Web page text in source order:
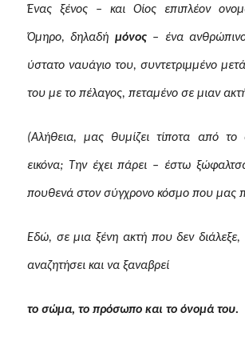
Ένας ξένος – και Οίος επιπλέον
Όμηρο, δηλαδή μόνος– ένα
ύστατο ναυάγιο του, συντετριμμένο
του με το πέλαγος, πεταμένο σε μιαν
(Αλήθεια, μας θυμίζει τίποτα από
εικόνα;Την έχει πάρει – έστω
πουθενά στον σύγχρονο κόσμο που μας
Εδώ, σε μια ξένη ακτή που δεν διάλεξε,
αναζητήσει και να ξαναβρεί
το σώμα, το πρόσωπο και το όνομά του.